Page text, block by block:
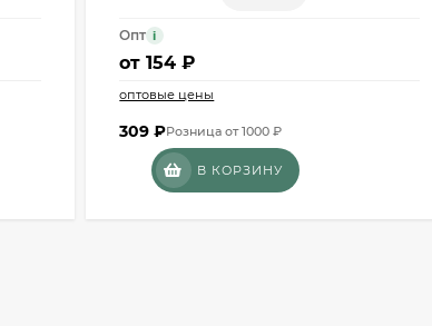
Опт i
от154 ₽
оптовые цены
309₽Розница от 1000 ₽
В КОРЗИНУ